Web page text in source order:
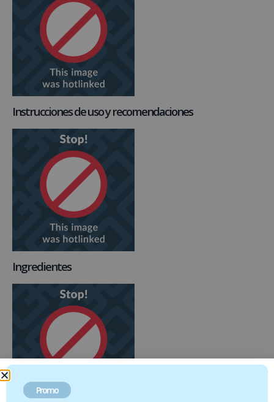
Instrucciones de uso y recomendaciones
Ingredientes
Promo